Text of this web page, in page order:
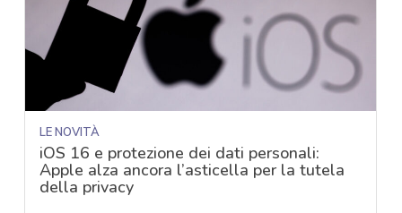
LE NOVITÀ
iOS 16 e protezione dei dati personali:
Apple alza ancora l’asticella per la tutela
della privacy